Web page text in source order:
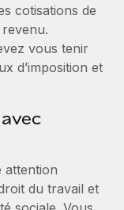
cotisations de
vous tenir
d’imposition et
attention
du travail et